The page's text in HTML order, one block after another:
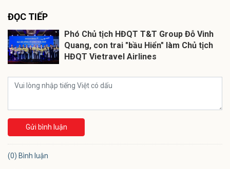
ĐỌC TIẾP
Phó Chủ tịch HĐQT T&T Group Đỗ Vinh
Quang, con trai "bầu Hiển" làm Chủ tịch
HĐQT Vietravel Airlines
Gửi bình luận
(0) Bình luận